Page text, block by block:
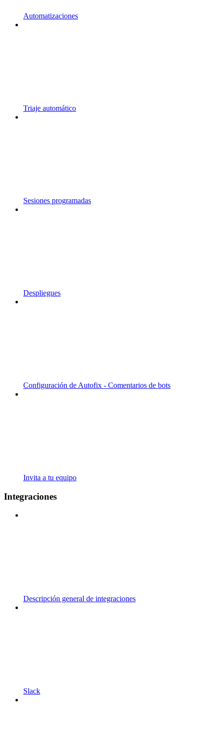
Automatizaciones
Triaje automático
Sesiones programadas
Despliegues
Configuración de Autofix - Comentarios de bots
Invita a tu equipo
Integraciones
Descripción general de integraciones
Slack